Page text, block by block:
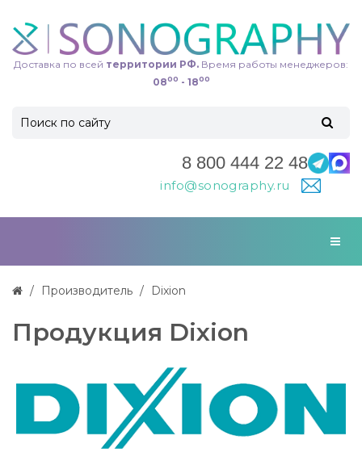
Доставка по всей территории РФ. Время работы менеджеров:
0800 - 1800
8 800 444 22 48
info@sonography.ru
Производитель Dixion
Продукция Dixion